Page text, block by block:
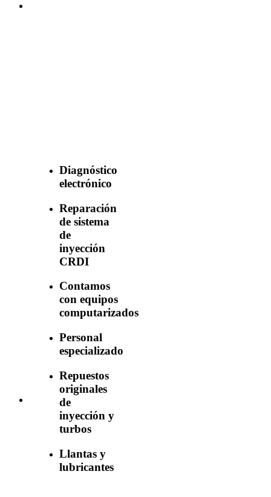
Diagnóstico
electrónico
Reparación
de sistema
de
inyección
CRDI
Contamos
con equipos
computarizados
Personal
especializado
Repuestos
originales
de
inyección y
turbos
Llantas y
lubricantes